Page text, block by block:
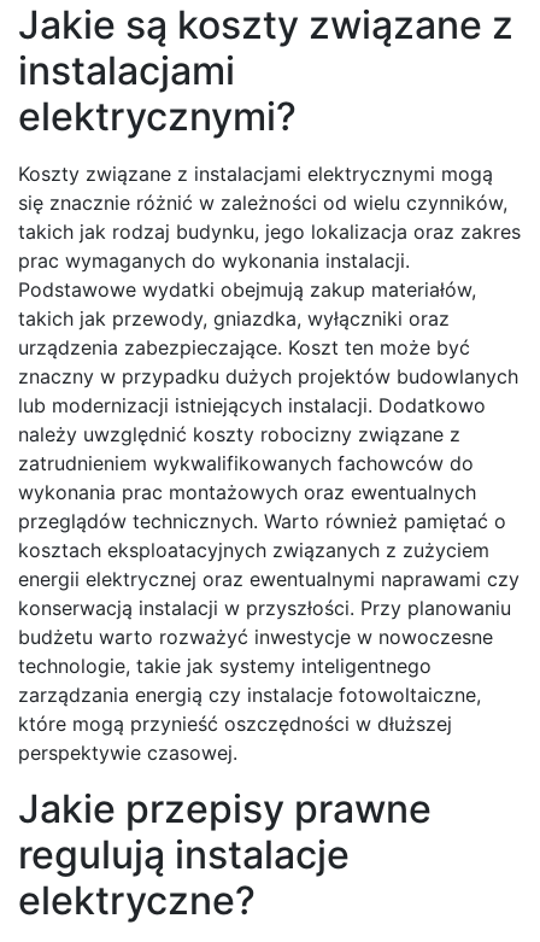
Jakie są koszty związane z
instalacjami
elektrycznymi?
Koszty związane z instalacjami elektrycznymi mogą
się znacznie różnić w zależności od wielu czynników,
takich jak rodzaj budynku, jego lokalizacja oraz zakres
prac wymaganych do wykonania instalacji.
Podstawowe wydatki obejmują zakup materiałów,
takich jak przewody, gniazdka, wyłączniki oraz
urządzenia zabezpieczające. Koszt ten może być
znaczny w przypadku dużych projektów budowlanych
lub modernizacji istniejących instalacji. Dodatkowo
należy uwzględnić koszty robocizny związane z
zatrudnieniem wykwalifikowanych fachowców do
wykonania prac montażowych oraz ewentualnych
przeglądów technicznych. Warto również pamiętać o
kosztach eksploatacyjnych związanych z zużyciem
energii elektrycznej oraz ewentualnymi naprawami czy
konserwacją instalacji w przyszłości. Przy planowaniu
budżetu warto rozważyć inwestycje w nowoczesne
technologie, takie jak systemy inteligentnego
zarządzania energią czy instalacje fotowoltaiczne,
które mogą przynieść oszczędności w dłuższej
perspektywie czasowej.
Jakie przepisy prawne
regulują instalacje
elektryczne?